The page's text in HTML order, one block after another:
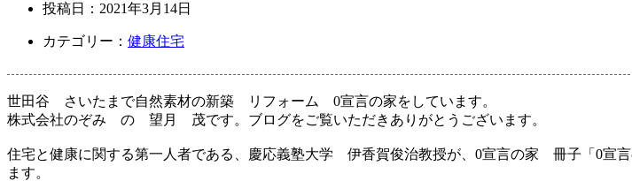
投稿日： 2021年3月14日
カテゴリー： 健康住宅
世田谷 さいたまで自然素材の新築 リフォーム 0宣言の家をしています。
株式会社のぞみ の 望月 茂です。ブログをご覧いただきありがとうございます。
住宅と健康に関する第一人者である、慶応義塾大学 伊香賀俊治教授が、0宣言の家 冊子「0宣
ます。